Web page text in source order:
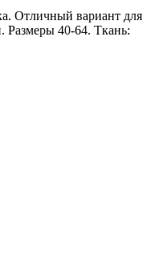
Отличный вариант для
Размеры 40-64. Ткань: